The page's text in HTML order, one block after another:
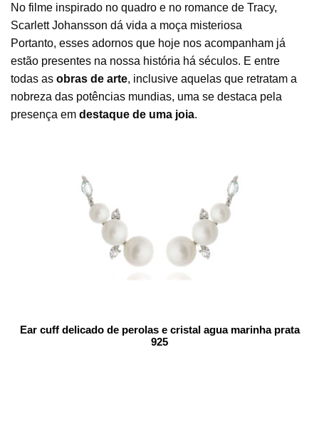
No filme inspirado no quadro e no romance de Tracy,
Scarlett Johansson dá vida a moça misteriosa
Portanto, esses adornos que hoje nos acompanham já
estão presentes na nossa história há séculos. E entre
todas as obras de arte, inclusive aquelas que retratam a
nobreza das potências mundias, uma se destaca pela
presença em destaque de uma joia.
Ear cuff delicado de perolas e cristal agua marinha prata
925